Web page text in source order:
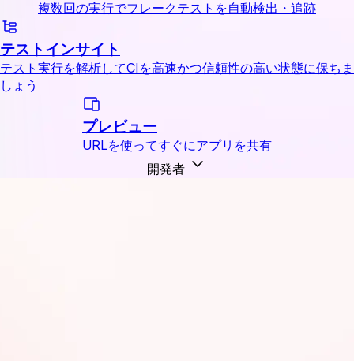
複数回の実行でフレークテストを自動検出・追跡
テストインサイト
テスト実行を解析してCIを高速かつ信頼性の高い状態に保ちま
しょう
プレビュー
URLを使ってすぐにアプリを共有
開発者